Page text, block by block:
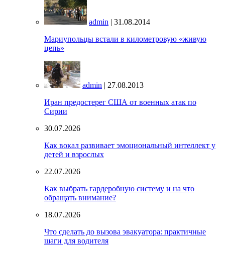
admin | 31.08.2014
Мариупольцы встали в километровую «живую
цепь»
admin | 27.08.2013
Иран предостерег США от военных атак по
Сирии
30.07.2026
Как вокал развивает эмоциональный интеллект у
детей и взрослых
22.07.2026
Как выбрать гардеробную систему и на что
обращать внимание?
18.07.2026
Что сделать до вызова эвакуатора: практичные
шаги для водителя